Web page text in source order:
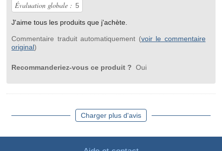
Évaluation globale : 5
J'aime tous les produits que j'achète.
Commentaire traduit automatiquement (voir le commentaire
original)
Recommanderiez-vous ce produit ? Oui
Charger plus d'avis